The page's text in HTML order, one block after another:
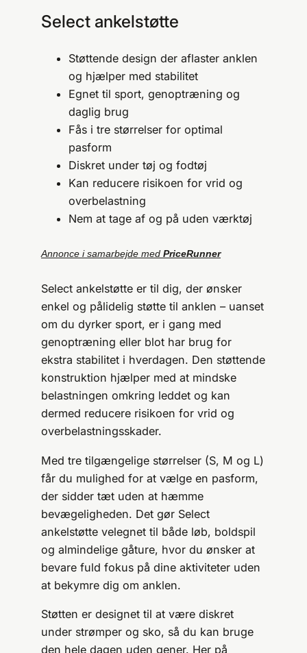
Select ankelstøtte
Støttende design der aflaster anklen
og hjælper med stabilitet
Egnet til sport, genoptræning og
daglig brug
Fås i tre størrelser for optimal
pasform
Diskret under tøj og fodtøj
Kan reducere risikoen for vrid og
overbelastning
Nem at tage af og på uden værktøj
Annonce i samarbejde med PriceRunner
Select ankelstøtte er til dig, der ønsker
enkel og pålidelig støtte til anklen – uanset
om du dyrker sport, er i gang med
genoptræning eller blot har brug for
ekstra stabilitet i hverdagen. Den støttende
konstruktion hjælper med at mindske
belastningen omkring leddet og kan
dermed reducere risikoen for vrid og
overbelastningsskader.
Med tre tilgængelige størrelser (S, M og L)
får du mulighed for at vælge en pasform,
der sidder tæt uden at hæmme
bevægeligheden. Det gør Select
ankelstøtte velegnet til både løb, boldspil
og almindelige gåture, hvor du ønsker at
bevare fuld fokus på dine aktiviteter uden
at bekymre dig om anklen.
Støtten er designet til at være diskret
under strømper og sko, så du kan bruge
den hele dagen uden gener. Her på